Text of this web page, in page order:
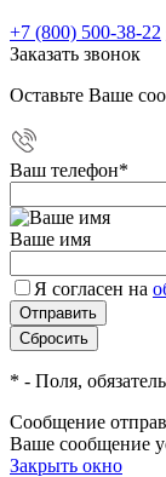
+7 (800) 500-38-22
Заказать звонок
Оставьте Ваше
Ваш телефон*
Ваше имя
Я согласен на
* - Поля,
Сообщение
Ваше сообщение
Закрыть окно